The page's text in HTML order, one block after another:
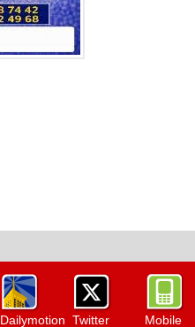
Dailymotion Twitter Mobile